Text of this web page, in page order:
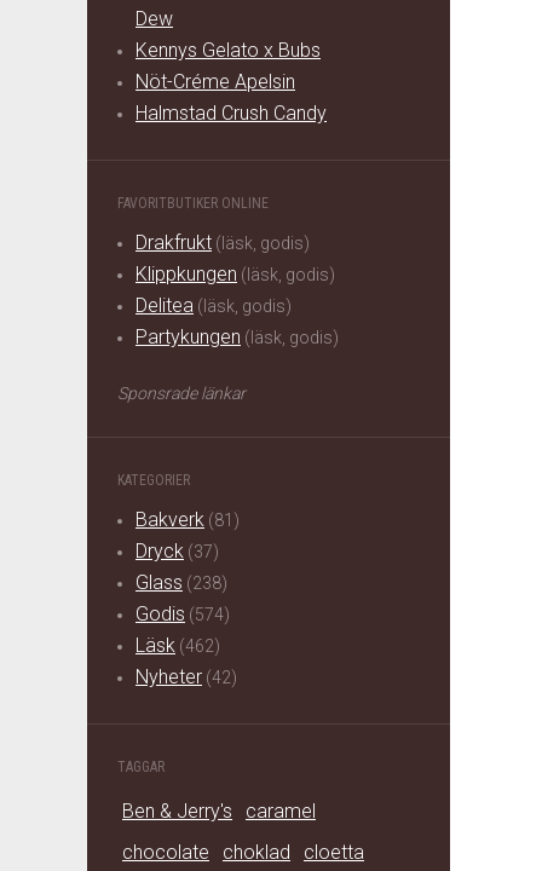
Dew
Kennys Gelato x Bubs
Nöt-Créme Apelsin
Halmstad Crush Candy
FAVORITBUTIKER ONLINE
Drakfrukt (läsk, godis)
Klippkungen (läsk, godis)
Delitea (läsk, godis)
Partykungen (läsk, godis)
Sponsrade länkar
KATEGORIER
Bakverk (81)
Dryck (37)
Glass (238)
Godis (574)
Läsk (462)
Nyheter (42)
TAGGAR
Ben & Jerry's
caramel
chocolate
choklad
cloetta